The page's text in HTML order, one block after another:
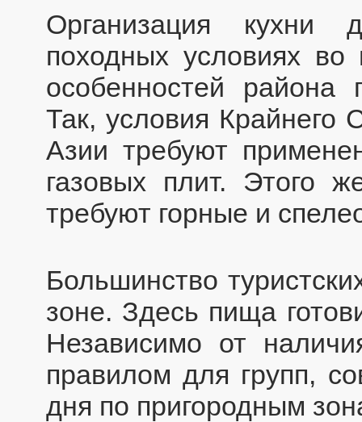
Организация кухни
походных условиях
особенностей района
Так, условия Крайнего
Азии требуют
газовых плит. Этого
требуют горные и
Большинство
зоне. Здесь пища
Независимо от
правилом для групп,
дня по пригородным